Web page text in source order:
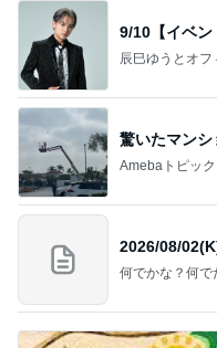
9/10【イベン
辰巳ゆうとオフ
驚いたマン
Amebaトピック
2026/08/
何でかな？何で